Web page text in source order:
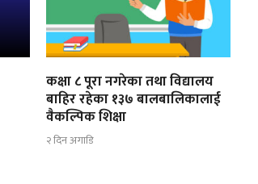
कक्षा ८ पूरा नगरेका तथा विद्यालय
बाहिर रहेका १३७ बालबालिकालाई
वैकल्पिक शिक्षा
२ दिन अगाडि